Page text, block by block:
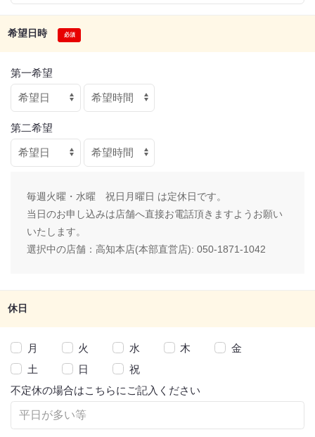
希望日時
第一希望
第二希望
毎週火曜・水曜 祝日月曜日 は定休日です。
当日のお申し込みは店舗へ直接お電話頂きますようお願い
いたします。
選択中の店舗： 高知本店(本部直営店): 050-1871-1042
休日
月 火 水 木
金
土
日
祝
不定休の場合はこちらにご記入ください